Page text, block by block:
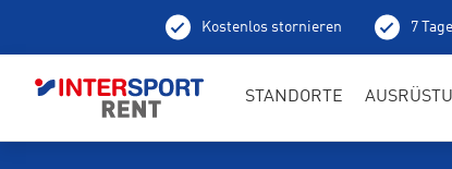
Kostenlos stornieren 7
STANDORTE